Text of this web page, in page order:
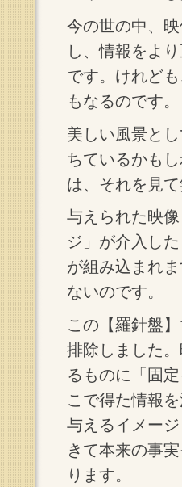
今の世の中、
し、情報をよ
です。けれど
もなるのです。
美しい風景と
ちているかも
は、それを見
与えられた映
ジ」が介入し
が組み込まれ
ないのです。
この【羅針盤
排除しました
るものに「固
こで得た情報
与えるイメー
きて本来の事
ります。